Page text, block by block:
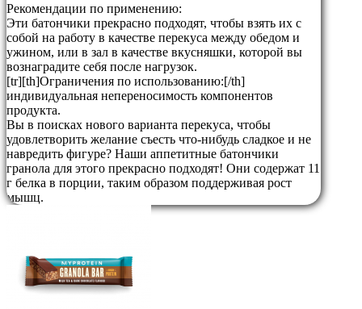
Рекомендации по применению:
Эти батончики прекрасно подходят, чтобы взять их с
собой на работу в качестве перекуса между обедом и
ужином, или в зал в качестве вкусняшки, которой вы
вознаградите себя после нагрузок.
[tr][th]Ограничения по использованию:[/th]
индивидуальная непереносимость компонентов
продукта.
Вы в поисках нового варианта перекуса, чтобы
удовлетворить желание съесть что-нибудь сладкое и не
навредить фигуре? Наши аппетитные батончики
гранола для этого прекрасно подходят! Они содержат 11
г белка в порции, таким образом поддерживая рост
мышц.